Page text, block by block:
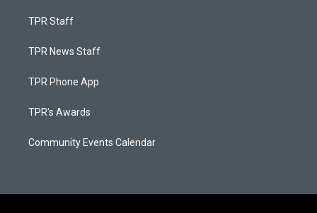
TPR Staff
TPR News Staff
TPR Phone App
TPR's Awards
Community Events Calendar